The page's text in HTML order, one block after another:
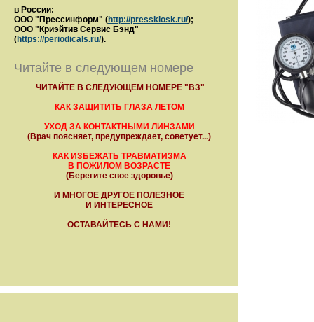
в России:
ООО "Прессинформ" (http://presskiosk.ru/);
ООО "Криэйтив Сервис Бэнд"
(https://periodicals.ru/).
Читайте в следующем номере
ЧИТАЙТЕ В СЛЕДУЮЩЕМ НОМЕРЕ "ВЗ"
КАК ЗАЩИТИТЬ ГЛАЗА ЛЕТОМ
УХОД ЗА КОНТАКТНЫМИ ЛИНЗАМИ
(Врач поясняет, предупреждает, советует...)
КАК ИЗБЕЖАТЬ ТРАВМАТИЗМА
В ПОЖИЛОМ ВОЗРАСТЕ
(Берегите свое здоровье)
И МНОГОЕ ДРУГОЕ ПОЛЕЗНОЕ
И ИНТЕРЕСНОЕ
ОСТАВАЙТЕСЬ С НАМИ!